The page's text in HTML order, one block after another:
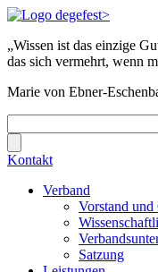
„Wissen ist das einzige
das sich vermehrt, wenn
Marie von Ebner-
Kontakt
Verband
Vorstand und
Satzung